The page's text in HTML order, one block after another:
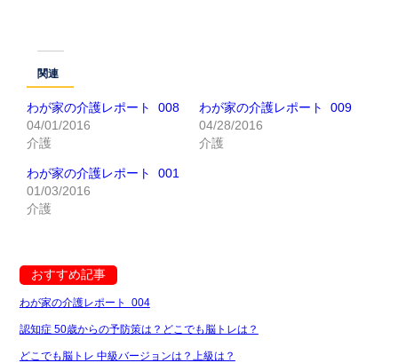
関連
わが家の介護レポート 008
04/01/2016
介護
わが家の介護レポート 009
04/28/2016
介護
わが家の介護レポート 001
01/03/2016
介護
おすすめ記事
わが家の介護レポート 004
認知症 50歳からの予防策は？どこでも脳トレは？
どこでも脳トレ 中級バージョンは？上級は？